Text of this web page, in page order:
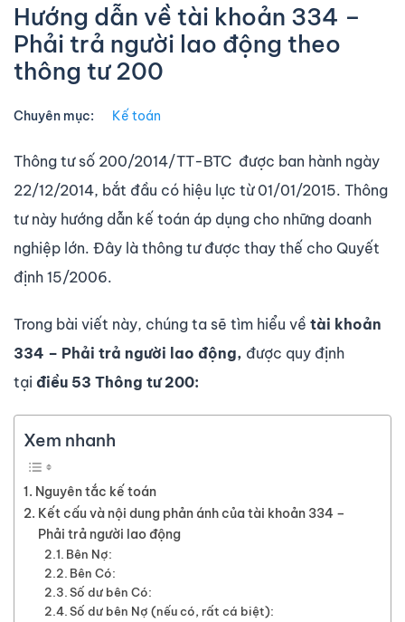
Hướng dẫn về tài khoản 334 –
Phải trả người lao động theo
thông tư 200
Chuyên mục: Kế toán
Thông tư số 200/2014/TT-BTC được ban hành ngày
22/12/2014, bắt đầu có hiệu lực từ 01/01/2015. Thông
tư này hướng dẫn kế toán áp dụng cho những doanh
nghiệp lớn. Đây là thông tư được thay thế cho Quyết
định 15/2006.
Trong bài viết này, chúng ta sẽ tìm hiểu về tài khoản
334 – Phải trả người lao động, được quy định
tại điều 53 Thông tư 200:
Xem nhanh
Nguyên tắc kế toán
Kết cấu và nội dung phản ánh của tài khoản 334 –
Phải trả người lao động
Bên Nợ:
Bên Có:
Số dư bên Có:
Số dư bên Nợ (nếu có, rất cá biệt):